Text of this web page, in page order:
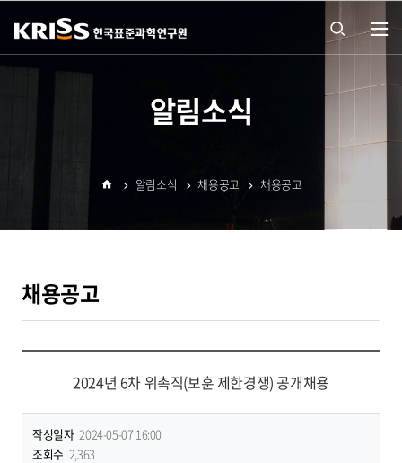
열기
알림소식
채용공고
알림소식 채용공고 채용공고
2024년 6차 위촉직(보훈 제한경쟁) 공개채용
작성일자 2024-05-07 16:00
조회수 2,363